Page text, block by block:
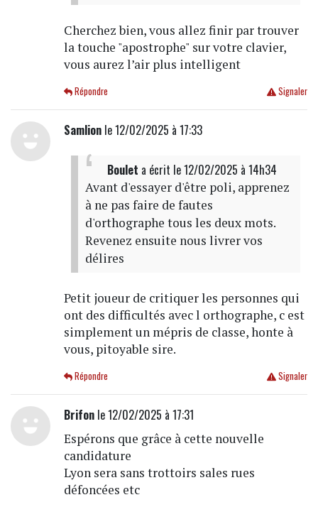
Cherchez bien, vous allez finir par trouver
la touche "apostrophe" sur votre clavier,
vous aurez l’air plus intelligent
Signaler
Répondre
Samlionle 12/02/2025 à 17:33
Boulet a écrit le 12/02/2025 à 14h34
Avant d'essayer d'être poli, apprenez
à ne pas faire de fautes
d'orthographe tous les deux mots.
Revenez ensuite nous livrer vos
délires
Petit joueur de critiquer les personnes qui
ont des difficultés avec l orthographe, c est
simplement un mépris de classe, honte à
vous, pitoyable sire.
Signaler
Répondre
Brifonle 12/02/2025 à 17:31
Espérons que grâce à cette nouvelle
candidature
Lyon sera sans trottoirs sales rues
défoncées etc